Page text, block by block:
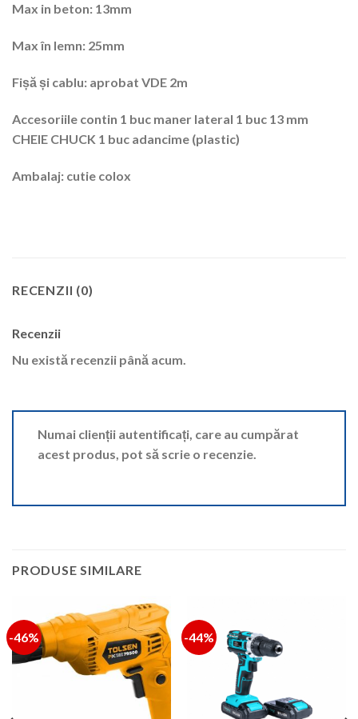
Max in beton: 13mm
Max în lemn: 25mm
Fișă și cablu: aprobat VDE 2m
Accesoriile contin 1 buc maner lateral 1 buc 13 mm
CHEIE CHUCK 1 buc adancime (plastic)
Ambalaj: cutie colox
RECENZII (0)
Recenzii
Nu există recenzii până acum.
Numai clienții autentificați, care au cumpărat
acest produs, pot să scrie o recenzie.
PRODUSE SIMILARE
-46% -44%